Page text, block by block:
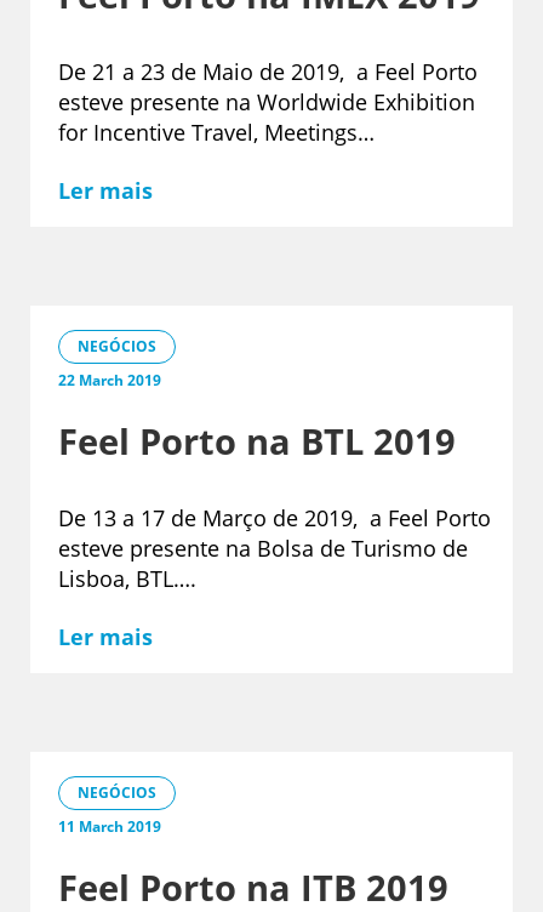
De 21 a 23 de Maio de 2019, a Feel Porto
esteve presente na Worldwide Exhibition
for Incentive Travel, Meetings…
Ler mais
NEGÓCIOS
22 March 2019
Feel Porto na BTL 2019
De 13 a 17 de Março de 2019, a Feel Porto
esteve presente na Bolsa de Turismo de
Lisboa, BTL….
Ler mais
NEGÓCIOS
11 March 2019
Feel Porto na ITB 2019